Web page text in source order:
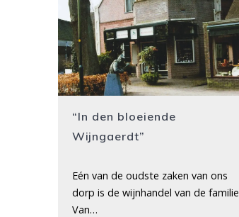
“In den bloeiende
Wijngaerdt”
Eén van de oudste zaken van ons
dorp is de wijnhandel van de familie
Van…